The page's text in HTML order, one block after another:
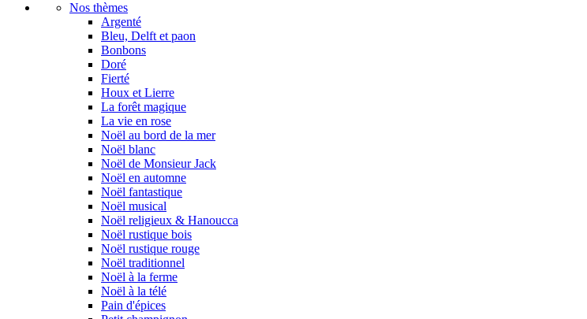
Nos thèmes
Argenté
Bleu, Delft et paon
Bonbons
Doré
Fierté
Houx et Lierre
La forêt magique
La vie en rose
Noël au bord de la mer
Noël blanc
Noël de Monsieur Jack
Noël en automne
Noël fantastique
Noël musical
Noël religieux & Hanoucca
Noël rustique bois
Noël rustique rouge
Noël traditionnel
Noël à la ferme
Noël à la télé
Pain d'épices